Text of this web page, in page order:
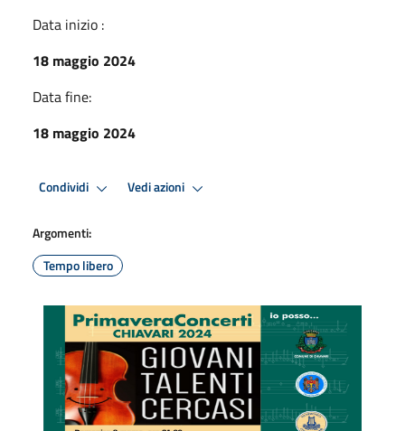
Data inizio :
18 maggio 2024
Data fine:
18 maggio 2024
Condividi Vedi azioni
Argomenti:
Tempo libero